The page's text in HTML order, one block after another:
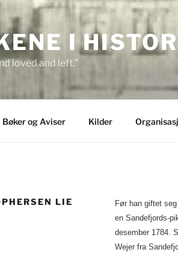
I
loved and left.”
Bøker og Aviser Kilder
LIE
Før han giftet
en Sandefjords-
desember 1784.
Wejer fra